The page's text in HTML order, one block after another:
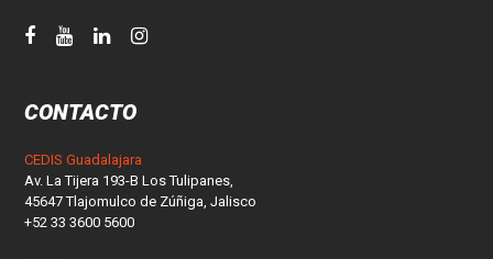
CONTACTO
CEDIS Guadalajara
Av. La Tijera 193-B Los Tulipanes,
45647 Tlajomulco de Zúñiga, Jalisco
+52 33 3600 5600